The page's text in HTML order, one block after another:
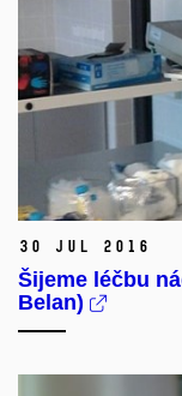
30 Jul 2016
Šijeme léčbu
Belan)